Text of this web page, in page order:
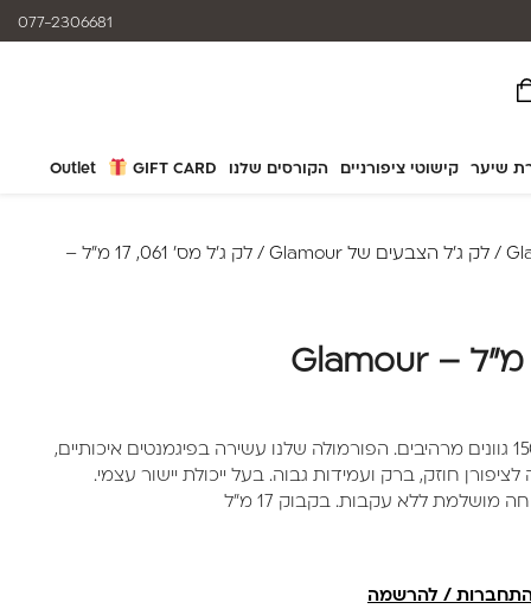
שיער קישוטי ציפורניים הקורסים שלנו GIFT CARD
Outlet
077-2306681
/ לק ג'ל הצבעים של Glamour / לק ג'ל מס' 061, 17 מ"ל –
לק ג'ל מבית Glamour מונה מעל 150 גוונים מרהיבים. הפורמולה שלנו עשירה בפיגמנטים איכותיים,
חוזק, ברק ועמידות גבוה. בעל ייכולת יישור עצמי.
מושלמת ללא עקבות. בקבוק 17 מ"ל
/ להרשמה